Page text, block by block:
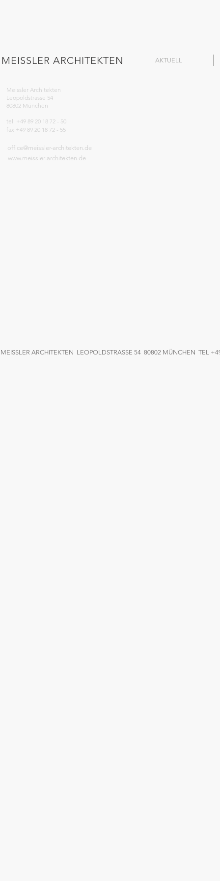
AKTUELL
MEISSLER ARCHITEKTEN
Meissler Architekten
Leopoldstrasse 54
80802 München
tel +49 89 20 18 72 - 50
fax +49 89 20 18 72 - 55
office@meissler-architekten.de
www.meissler-architekten.de
MEISSLER ARCHITEKTEN LEOPOLDSTRASSE 54 80802 MÜNCHEN TEL